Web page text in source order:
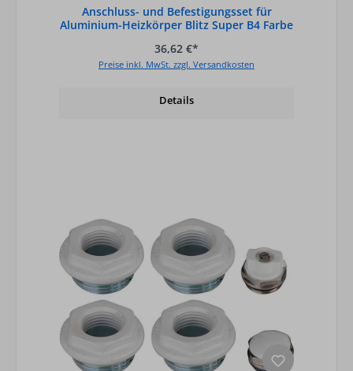
Anschluss- und Befestigungsset für
Aluminium-Heizkörper Blitz Super B4 Farbe
36,62 €*
Preise inkl. MwSt. zzgl. Versandkosten
Details